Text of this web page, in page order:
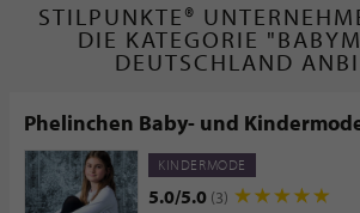
STILPUNKTE®
DIE KATEGORIE
DEUTSCHLAND
Phelinchen Baby- und
KINDERMODE
5.0/5.0 (3)